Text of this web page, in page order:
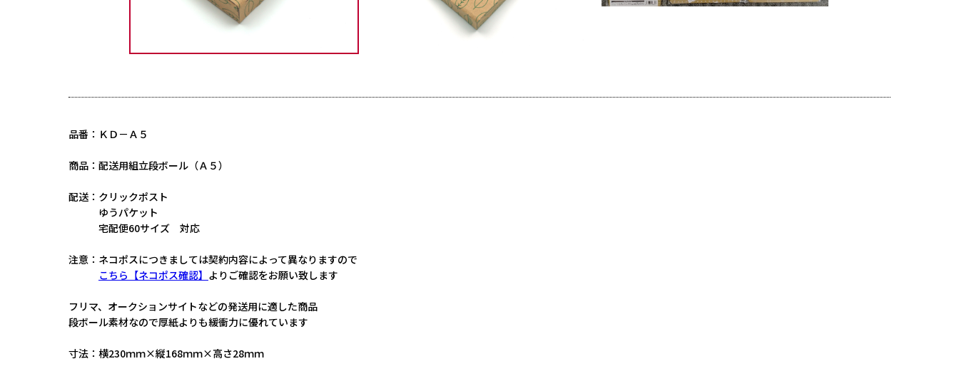
品番：ＫＤ－Ａ５
商品：配送用組立段ボール（Ａ５）
配送：クリックポスト
ゆうパケット
宅配便60サイズ 対応
注意：ネコポスにつきましては契約内容によって異なりますので
こちら【ネコポス確認】 よりご確認をお願い致します
フリマ、オークションサイトなどの発送用に適した商品
段ボール素材なので厚紙よりも緩衝力に優れています
寸法：横230ｍｍ×縦168ｍｍ×高さ28ｍｍ